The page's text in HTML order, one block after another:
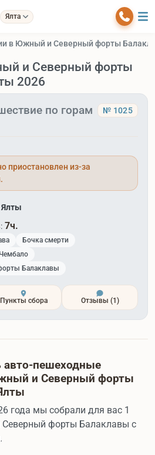
Ялта
в Южный и Северный форты
и Северный форты
2026
по горам
№ 1025
приостановлен из-за
Ялты
7ч.
Бочка смерти
Балаклавы
Пункты сбора Отзывы (1)
авто-пешеходные
и Северный форты
года мы собрали для вас 1
форты Балаклавы с